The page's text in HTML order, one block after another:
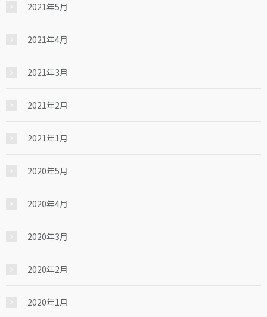
2021年5月
2021年4月
2021年3月
2021年2月
2021年1月
2020年5月
2020年4月
2020年3月
2020年2月
2020年1月